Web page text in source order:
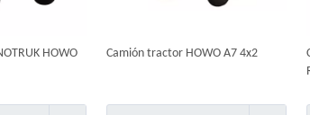
HOWO
Camión tractor HOWO A7 4x2